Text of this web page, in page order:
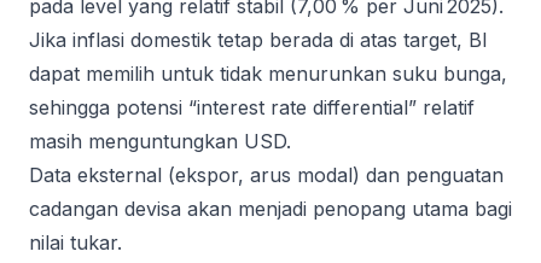
pada level yang relatif stabil (7,00 % per Juni 2025).
Jika inflasi domestik tetap berada di atas target, BI
dapat memilih untuk tidak menurunkan suku bunga,
sehingga potensi “interest rate differential” relatif
masih menguntungkan USD.
Data eksternal (ekspor, arus modal) dan penguatan
cadangan devisa akan menjadi penopang utama bagi
nilai tukar.